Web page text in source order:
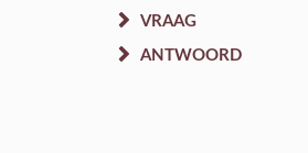
VRAAG
ANTWOORD